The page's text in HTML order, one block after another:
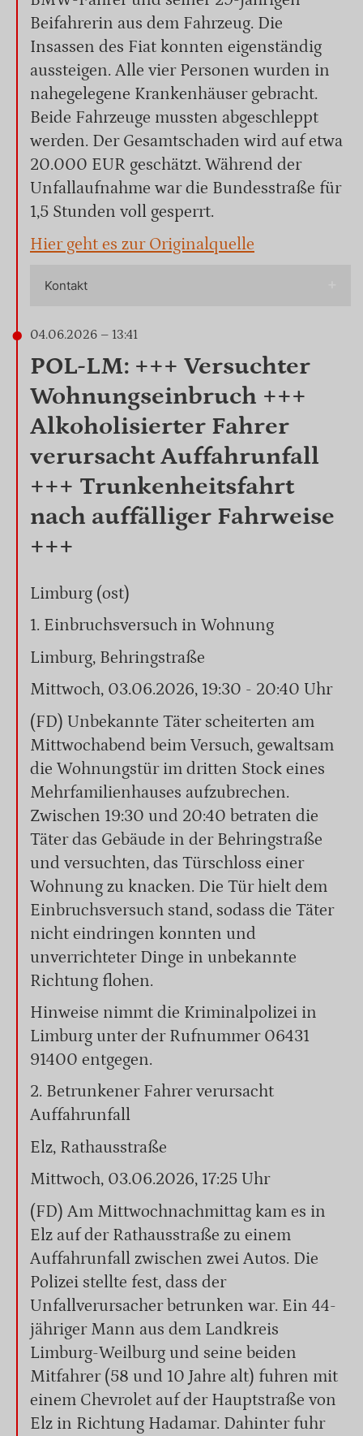
Beifahrerin aus dem Fahrzeug. Die
Insassen des Fiat konnten eigenständig
aussteigen. Alle vier Personen wurden in
nahegelegene Krankenhäuser gebracht.
Beide Fahrzeuge mussten abgeschleppt
werden. Der Gesamtschaden wird auf etwa
20.000 EUR geschätzt. Während der
Unfallaufnahme war die Bundesstraße für
1,5 Stunden voll gesperrt.
Hier geht es zur Originalquelle
Kontakt
04.06.2026 – 13:41
POL-LM: +++ Versuchter
Wohnungseinbruch +++
Alkoholisierter Fahrer
verursacht Auffahrunfall
+++ Trunkenheitsfahrt
nach auffälliger Fahrweise
+++
Limburg (ost)
1. Einbruchsversuch in Wohnung
Limburg, Behringstraße
Mittwoch, 03.06.2026, 19:30 - 20:40 Uhr
(FD) Unbekannte Täter scheiterten am
Mittwochabend beim Versuch, gewaltsam
die Wohnungstür im dritten Stock eines
Mehrfamilienhauses aufzubrechen.
Zwischen 19:30 und 20:40 betraten die
Täter das Gebäude in der Behringstraße
und versuchten, das Türschloss einer
Wohnung zu knacken. Die Tür hielt dem
Einbruchsversuch stand, sodass die Täter
nicht eindringen konnten und
unverrichteter Dinge in unbekannte
Richtung flohen.
Hinweise nimmt die Kriminalpolizei in
Limburg unter der Rufnummer 06431
91400 entgegen.
2. Betrunkener Fahrer verursacht
Auffahrunfall
Elz, Rathausstraße
Mittwoch, 03.06.2026, 17:25 Uhr
(FD) Am Mittwochnachmittag kam es in
Elz auf der Rathausstraße zu einem
Auffahrunfall zwischen zwei Autos. Die
Polizei stellte fest, dass der
Unfallverursacher betrunken war. Ein 44-
jähriger Mann aus dem Landkreis
Limburg-Weilburg und seine beiden
Mitfahrer (58 und 10 Jahre alt) fuhren mit
einem Chevrolet auf der Hauptstraße von
Elz in Richtung Hadamar. Dahinter fuhr